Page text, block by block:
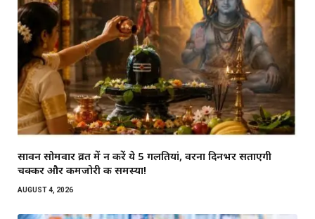
सावन सोमवार व्रत में न करें ये 5 गलतियां, वरना दिनभर सताएगी
चक्कर और कमजोरी की समस्या!
AUGUST 4, 2026